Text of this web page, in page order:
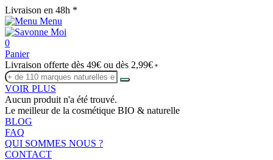
Livraison en 48h *
Menu
0
Panier
Livraison offerte dès 49€ ou dès 2,99€ *
VOIR PLUS
Aucun produit n'a été trouvé.
Le meilleur de la cosmétique BIO & naturelle
BLOG
FAQ
QUI SOMMES NOUS ?
CONTACT